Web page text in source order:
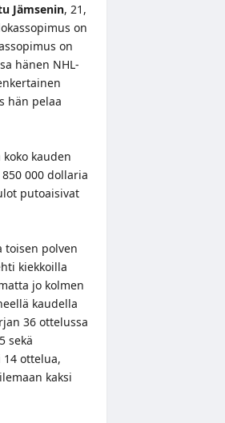
Jämsenin, 21,
on
on
hänen NHL-
hän pelaa
koko kauden
000 dollaria
putoaisivat
toisen polven
kiekkoilla
jo kolmen
kaudella
36 ottelussa
sekä
ottelua,
kaksi